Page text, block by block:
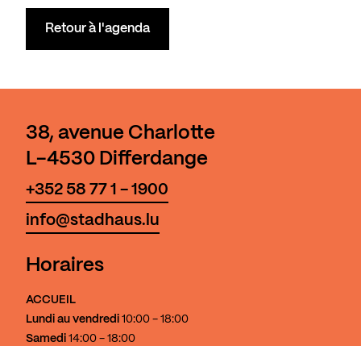
Retour à l'agenda
38, avenue Charlotte
L-4530 Differdange
+352 58 77 1 - 1900
info@stadhaus.lu
Horaires
ACCUEIL
Lundi au vendredi 10:00 - 18:00
Samedi 14:00 - 18:00